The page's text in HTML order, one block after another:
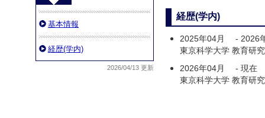
基本情報
経歴(学内)
2026/04/13 更新
経歴(学内)
2025年04月 - 2026
東京科学大学 教育研
2026年04月
- 現在
東京科学大学 教育研